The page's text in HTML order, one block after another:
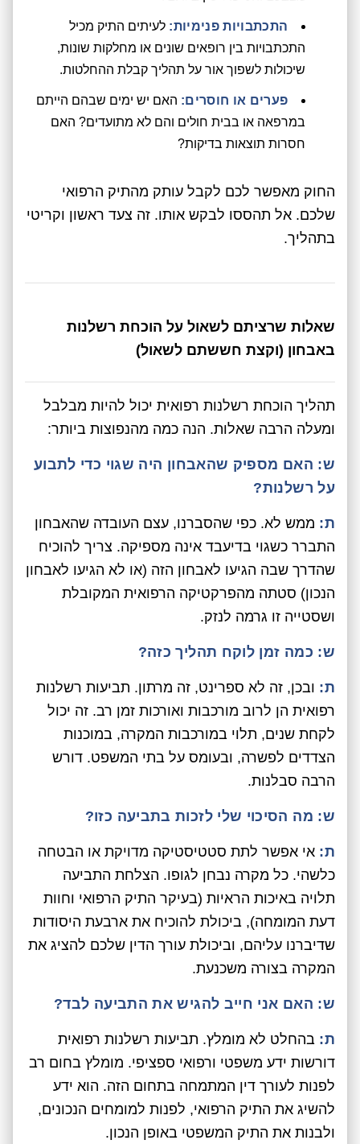
התכתבויות פנימיות: לעיתים התיק מכיל
התכתבויות בין רופאים שונים או מחלקות שונות,
שיכולות לשפוך אור על תהליך קבלת ההחלטות.
פערים או חוסרים: האם יש ימים שבהם הייתם
במרפאה או בבית חולים והם לא מתועדים? האם
חסרות תוצאות בדיקות?
החוק מאפשר לכם לקבל עותק מהתיק הרפואי
שלכם. אל תהססו לבקש אותו. זה צעד ראשון וקריטי
בתהליך.
שאלות שרציתם לשאול על הוכחת רשלנות
באבחון (וקצת חששתם לשאול)
תהליך הוכחת רשלנות רפואית יכול להיות מבלבל
ומעלה הרבה שאלות. הנה כמה מהנפוצות ביותר:
ש: האם מספיק שהאבחון היה שגוי כדי לתבוע
על רשלנות?
ת: ממש לא. כפי שהסברנו, עצם העובדה שהאבחון
התברר כשגוי בדיעבד אינה מספיקה. צריך להוכיח
שהדרך שבה הגיעו לאבחון הזה (או לא הגיעו לאבחון
הנכון) סטתה מהפרקטיקה הרפואית המקובלת
ושסטייה זו גרמה לנזק.
ש: כמה זמן לוקח תהליך כזה?
ת: ובכן, זה לא ספרינט, זה מרתון. תביעות רשלנות
רפואית הן לרוב מורכבות ואורכות זמן רב. זה יכול
לקחת שנים, תלוי במורכבות המקרה, במוכנות
הצדדים לפשרה, ובעומס על בתי המשפט. דורש
הרבה סבלנות.
ש: מה הסיכוי שלי לזכות בתביעה כזו?
ת: אי אפשר לתת סטטיסטיקה מדויקת או הבטחה
כלשהי. כל מקרה נבחן לגופו. הצלחת התביעה
תלויה באיכות הראיות (בעיקר התיק הרפואי וחוות
דעת המומחה), ביכולת להוכיח את ארבעת היסודות
שדיברנו עליהם, וביכולת עורך הדין שלכם להציג את
המקרה בצורה משכנעת.
ש: האם אני חייב להגיש את התביעה לבד?
ת: בהחלט לא מומלץ. תביעות רשלנות רפואית
דורשות ידע משפטי ורפואי ספציפי. מומלץ בחום רב
לפנות לעורך דין המתמחה בתחום הזה. הוא ידע
להשיג את התיק הרפואי, לפנות למומחים הנכונים,
ולבנות את התיק המשפטי באופן הנכון.